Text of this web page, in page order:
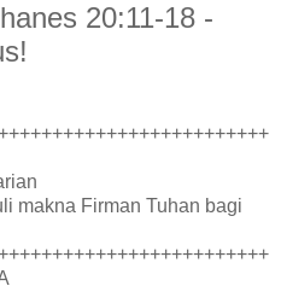
20:11-18 -
Firman Tuhan bagi